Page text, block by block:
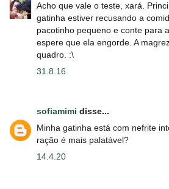
Acho que vale o teste, xará.
gatinha estiver recusando a
pacotinho pequeno e conte para
espere que ela engorde. A
quadro. :\
31.8.16
sofiamimi disse...
Minha gatinha está com nefrite
ração é mais palatável?
14.4.20